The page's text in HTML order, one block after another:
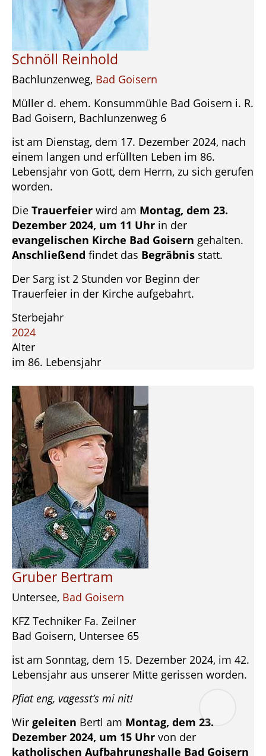
Schnöll Reinhold
Bachlunzenweg, Bad Goisern
Müller d. ehem. Konsummühle Bad Goisern i. R.
Bad Goisern, Bachlunzenweg 6
ist am Dienstag, dem 17. Dezember 2024, nach
einem langen und erfüllten Leben im 86.
Lebensjahr von Gott, dem Herrn, zu sich gerufen
worden.
Die Trauerfeier wird am Montag, dem 23.
Dezember 2024, um 11 Uhr in der
evangelischen Kirche Bad Goisern gehalten.
Anschließend findet das Begräbnis statt.
Der Sarg ist 2 Stunden vor Beginn der
Trauerfeier in der Kirche aufgebahrt.
Sterbejahr
2024
Alter
im 86. Lebensjahr
Gruber Bertram
Untersee, Bad Goisern
KFZ Techniker Fa. Zeilner
Bad Goisern, Untersee 65
ist am Sonntag, dem 15. Dezember 2024, im 42.
Lebensjahr aus unserer Mitte gerissen worden.
Pfiat eng, vagesst’s mi nit!
Wir geleiten Bertl am Montag, dem 23.
Dezember 2024, um 15 Uhr von der
katholischen Aufbahrungshalle Bad Goisern